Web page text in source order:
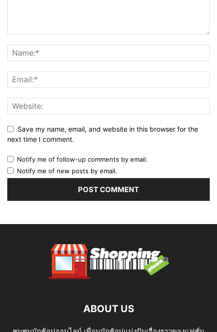
Save my name, email, and website in this browser for the
next time I comment.
Notify me of follow-up comments by email.
Notify me of new posts by email.
ABOUT US